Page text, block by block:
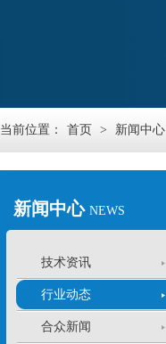
当前位置： 首页 > 新闻中心
新闻中心 NEWS
技术资讯
行业动态
合众新闻